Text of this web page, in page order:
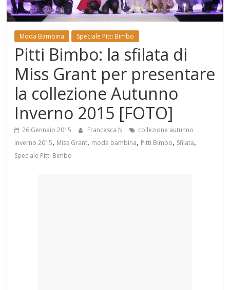
Mondo
Moda Bambina Speciale Pitti Bimbo
Pitti Bimbo: la sfilata di
Miss Grant per presentare
la collezione Autunno
Inverno 2015 [FOTO]
26 Gennaio 2015 Francesca N
collezione autunno
inverno 2015, Miss Grant, moda bambina, Pitti Bimbo, Sfilata,
Speciale Pitti Bimbo